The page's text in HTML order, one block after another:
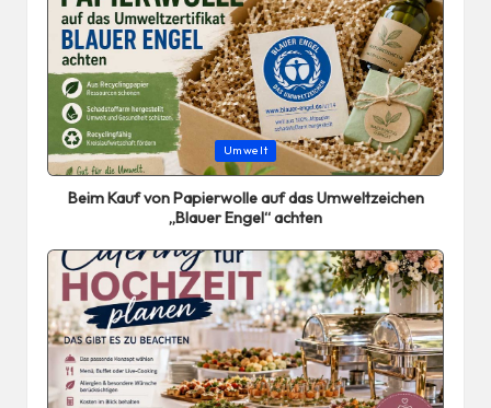
Posted
in
Umwelt
Beim Kauf von Papierwolle auf das Umweltzeichen
„Blauer Engel“ achten